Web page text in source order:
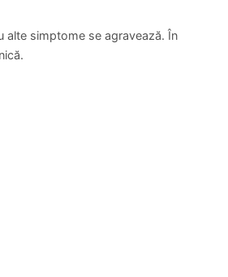
alte simptome se agravează. În